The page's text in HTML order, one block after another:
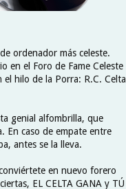
ordenador más celeste.
en el Foro de Fame Celeste
hilo de la Porra: R.C. Celta
genial alfombrilla, que
En caso de empate entre
antes se la lleva.
en nuevo forero
EL CELTA GANA y TÚ